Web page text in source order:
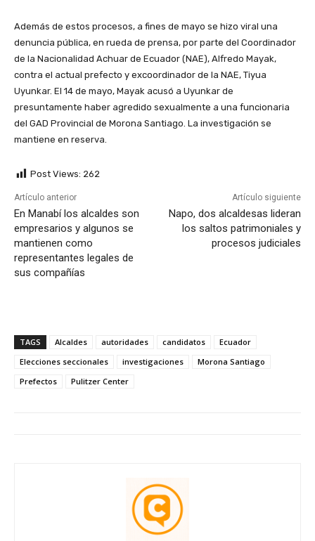
Además de estos procesos, a fines de mayo se hizo viral una
denuncia pública, en rueda de prensa, por parte del Coordinador
de la Nacionalidad Achuar de Ecuador (NAE), Alfredo Mayak,
contra el actual prefecto y excoordinador de la NAE, Tiyua
Uyunkar. El 14 de mayo, Mayak acusó a Uyunkar de
presuntamente haber agredido sexualmente a una funcionaria
del GAD Provincial de Morona Santiago. La investigación se
mantiene en reserva.
Post Views: 262
Artículo anterior
En Manabí los alcaldes son
empresarios y algunos se
mantienen como
representantes legales de
sus compañías
Artículo siguiente
Napo, dos alcaldesas lideran
los saltos patrimoniales y
procesos judiciales
TAGS Alcaldes autoridades candidatos
Ecuador
Elecciones seccionales
investigaciones
Morona Santiago
Prefectos
Pulitzer Center